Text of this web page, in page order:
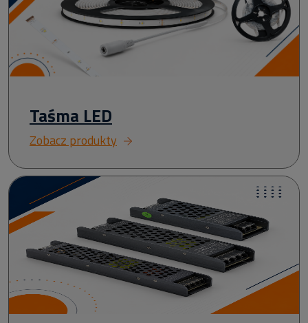
Taśma LED
Zobacz produkty